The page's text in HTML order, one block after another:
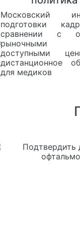
Московский
подготовки
сравнении с
рыночными
доступными
дистанционное
для медиков